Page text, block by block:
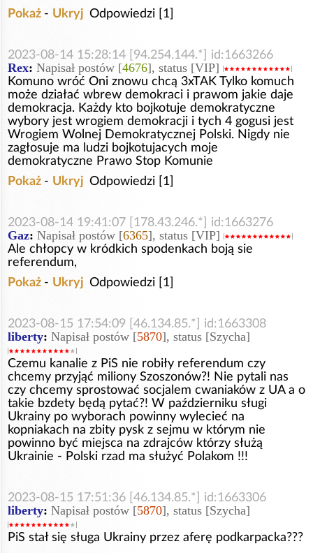
Pokaż - Ukryj Odpowiedzi [1]
2023-08-14 15:28:14 [94.254.144.*] id:1663266
Rex: Napisał postów [4676], status [VIP]
Komuno wróć Oni znowu chcą 3xTAK Tylko komuch
może działać wbrew demokraci i prawom jakie daje
demokracja. Każdy kto bojkotuje demokratyczne
wybory jest wrogiem demokracji i tych 4 gogusi jest
Wrogiem Wolnej Demokratycznej Polski. Nigdy nie
zagłosuje ma ludzi bojkotujacych moje
demokratyczne Prawo Stop Komunie
Pokaż - Ukryj Odpowiedzi [1]
2023-08-14 19:41:07 [178.43.246.*] id:1663276
Gaz: Napisał postów [6365], status [VIP]
Ale chłopcy w kródkich spodenkach boją sie
referendum,
Pokaż - Ukryj Odpowiedzi [1]
2023-08-15 17:54:09 [46.134.85.*] id:1663308
liberty: Napisał postów [5870], status [Szycha]
Czemu kanalie z PiS nie robiły referendum czy
chcemy przyjąć miliony Szoszonów?! Nie pytali nas
czy chcemy sprostować socjalem cwaniaków z UA a o
takie bzdety będą pytać?! W październiku sługi
Ukrainy po wyborach powinny wylecieć na
kopniakach na zbity pysk z sejmu w którym nie
powinno być miejsca na zdrajców którzy służą
Ukrainie - Polski rzad ma służyć Polakom !!!
2023-08-15 17:51:36 [46.134.85.*] id:1663306
liberty: Napisał postów [5870], status [Szycha]
PiS stał się sługa Ukrainy przez aferę podkarpacka???